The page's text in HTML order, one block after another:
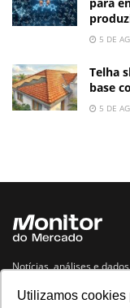
Utilizamos cookies
5 DE
Telha
base
5 DE
Notícias, análises e
Navegue no site